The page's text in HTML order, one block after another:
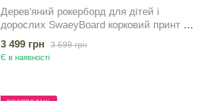
Дерев'яний рокерборд для дітей і
дорослих SwaeyBoard корковий принт XL
Cats з захистом пальців до 150 кг
3 699 грн
3 499 грн
Є в наявності